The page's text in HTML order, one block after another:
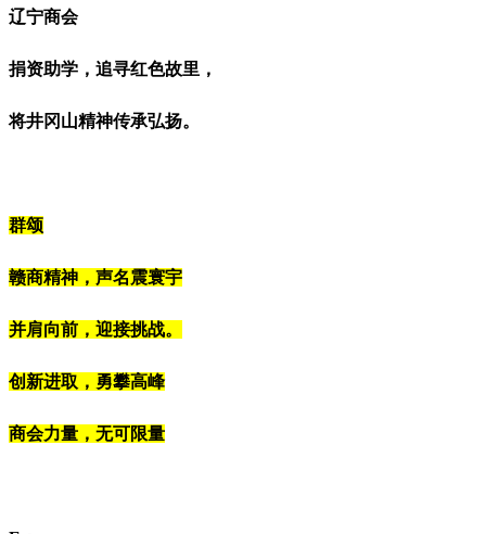
辽宁商会
捐资助学，追寻红色故里，
将井冈山精神传承弘扬。
群颂
赣商精神，声名震寰宇
并肩向前，迎接挑战。
创新进取，勇攀高峰
商会力量，无可限量